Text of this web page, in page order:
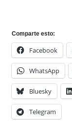
Comparte esto:
Facebook
WhatsApp
Bluesky
Telegram